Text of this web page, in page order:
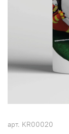
арт. KR00020